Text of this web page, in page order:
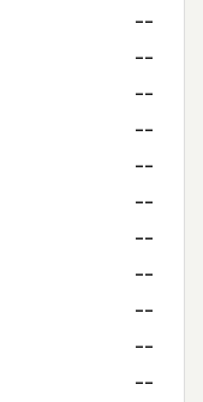
--
--
--
--
--
--
--
--
--
--
--